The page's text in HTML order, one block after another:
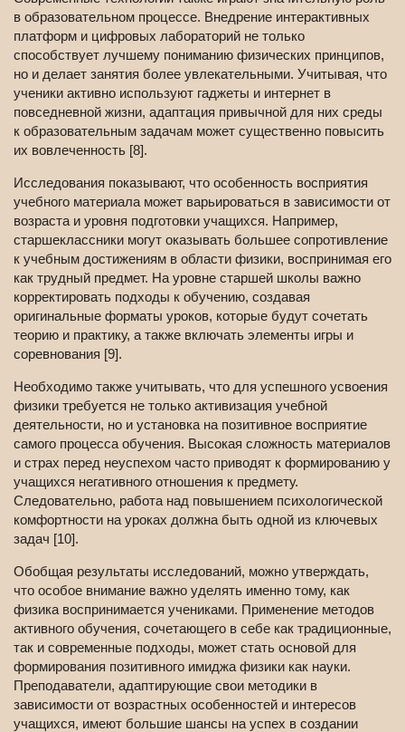
в образовательном процессе. Внедрение интерактивных
платформ и цифровых лабораторий не только
способствует лучшему пониманию физических принципов,
но и делает занятия более увлекательными. Учитывая, что
ученики активно используют гаджеты и интернет в
повседневной жизни, адаптация привычной для них среды
к образовательным задачам может существенно повысить
их вовлеченность [8].
Исследования показывают, что особенность восприятия
учебного материала может варьироваться в зависимости от
возраста и уровня подготовки учащихся. Например,
старшеклассники могут оказывать большее сопротивление
к учебным достижениям в области физики, воспринимая его
как трудный предмет. На уровне старшей школы важно
корректировать подходы к обучению, создавая
оригинальные форматы уроков, которые будут сочетать
теорию и практику, а также включать элементы игры и
соревнования [9].
Необходимо также учитывать, что для успешного усвоения
физики требуется не только активизация учебной
деятельности, но и установка на позитивное восприятие
самого процесса обучения. Высокая сложность материалов
и страх перед неуспехом часто приводят к формированию у
учащихся негативного отношения к предмету.
Следовательно, работа над повышением психологической
комфортности на уроках должна быть одной из ключевых
задач [10].
Обобщая результаты исследований, можно утверждать,
что особое внимание важно уделять именно тому, как
физика воспринимается учениками. Применение методов
активного обучения, сочетающего в себе как традиционные,
так и современные подходы, может стать основой для
формирования позитивного имиджа физики как науки.
Преподаватели, адаптирующие свои методики в
зависимости от возрастных особенностей и интересов
учащихся, имеют большие шансы на успех в создании